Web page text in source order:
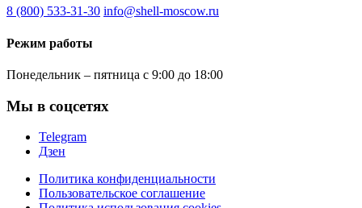
8 (800) 533-31-30 info@shell-moscow.ru
Режим работы
Понедельник – пятница с 9:00 до 18:00
Мы в соцсетях
Telegram
Дзен
Политика конфиденциальности
Пользовательское соглашение